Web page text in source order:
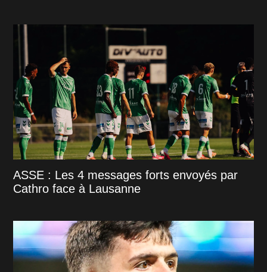
ASSE : Les 4 messages forts envoyés par
Cathro face à Lausanne